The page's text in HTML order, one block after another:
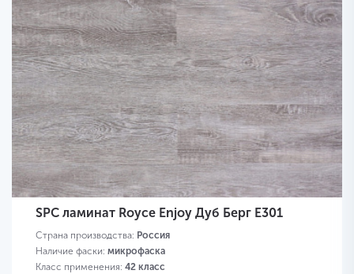
SPC ламинат Royce Enjoy Дуб Берг Е301
Страна производства: Россия
Наличие фаски: микрофаска
Класс применения: 42 класс